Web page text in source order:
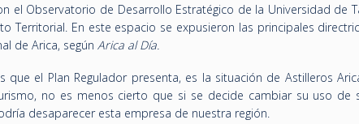
el Observatorio de Desarrollo Estratégico de la Universidad de
Territorial. En este espacio se expusieron las principales
de Arica, según Arica al Día.
que el Plan Regulador presenta, es la situación de Astilleros
no es menos cierto que si se decide cambiar su uso de
desaparecer esta empresa de nuestra región.